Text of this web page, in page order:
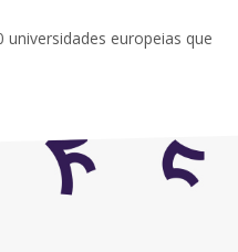
europeias que